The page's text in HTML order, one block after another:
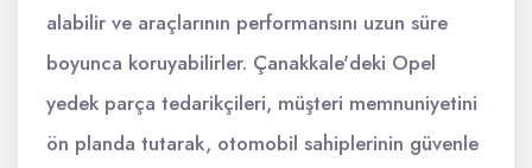
alabilir ve araçlarının performansını uzun süre
boyunca koruyabilirler. Çanakkale'deki Opel
yedek parça tedarikçileri, müşteri memnuniyetini
ön planda tutarak, otomobil sahiplerinin güvenle